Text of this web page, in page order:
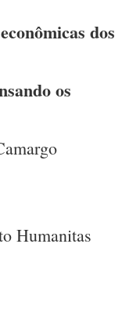
dos
os
Humanitas